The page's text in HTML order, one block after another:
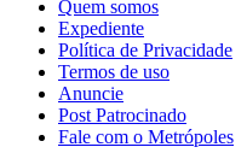
Quem somos
Expediente
Política de Privacidade
Termos de uso
Anuncie
Post Patrocinado
Fale com o Metrópoles